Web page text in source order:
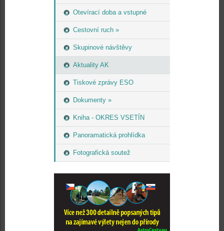
Otevírací doba a vstupné
Cestovní ruch »
Skupinové návštěvy
Aktuality AK
Tiskové zprávy ESO
Dokumenty »
Kniha - OKRES VSETÍN
Panoramatická prohlídka
Fotografická soutež